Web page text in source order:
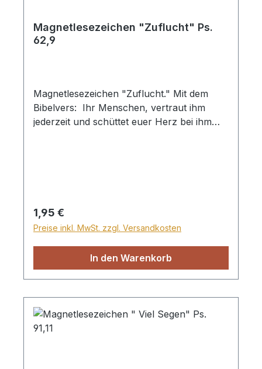
Magnetlesezeichen "Zuflucht" Ps.
62,9
Magnetlesezeichen "Zuflucht." Mit dem
Bibelvers: Ihr Menschen, vertraut ihm
jederzeit und schüttet euer Herz bei ihm
Regulärer Preis:
1,95 €
Preise inkl. MwSt. zzgl. Versandkosten
In den Warenkorb